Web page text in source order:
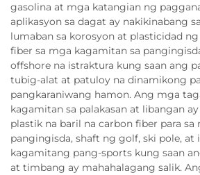
gasolina at mga katangian ng
aplikasyon sa dagat ay nakikinabang
lumaban sa korosyon at plasticidad
fiber sa mga kagamitan sa
offshore na istraktura kung saan ang
tubig-alat at patuloy na dinamikong
pangkaraniwang hamon. Ang mga
kagamitan sa palakasan at libangan
plastik na baril na carbon fiber para sa
pangingisda, shaft ng golf, ski pole, at
kagamitang pang-sports kung saan
at timbang ay mahahalagang salik.